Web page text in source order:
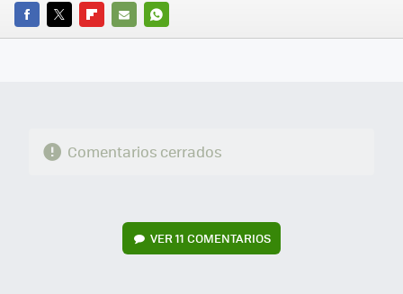
FACEBOOK
TWITTERFLIPBOARD
E-
WHATSAPP
Comentarios cerrados
VER 11 COMENTARIOS